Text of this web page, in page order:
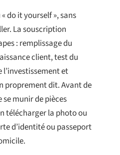
do it yourself », sans
La souscription
: remplissage du
client, test du
et
proprement dit. Avant de
munir de pièces
télécharger la photo ou
d’identité ou passeport